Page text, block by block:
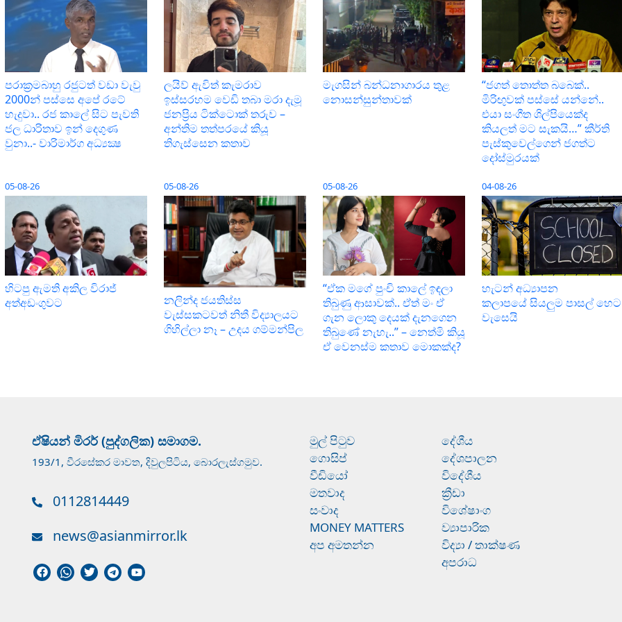
පරාක‍්‍රමබාහු රජුටත් වඩා වැවු
2000න් පස්සෙ අපේ රටේ
හැදුවා.. රජ කාලේ සිට පැවති
ජල ධාරිතාව ඉන් දෙගුණ
වුනා..- වාරිමාර්ග අධ්‍යක්‍ෂ
ලයිව් ඇවිත් කැමරාව
ඉස්සරහම වෙඩි තබා මරා දැමූ
ජනප්‍රිය ටික්ටොක් තරුව –
අන්තිම තත්පරයේ කියූ
තිගැස්සෙන කතාව
මැගසින් බන්ධනාගාරය තුළ
නොසන්සුන්තාවක්
“ජගත් තොත්ත බබෙක්..
මිරිඟුවක් පස්සේ යන්නේ..
එයා සංගීත ශිල්පියෙක්ද
කියලත් මට සැකයි…” කීර්ති
පැස්කුවෙල්ගෙන් ජගත්ට
දෝස්මුරයක්
05-08-26
හිටපු ඇමති අකිල විරාජ්
අත්අඩංගුවට
05-08-26
නලින්ද ජයතිස්ස
වැස්සකටවත් නිතී විද්‍යාලයට
ගිහිල්ලා නෑ – උදය ගම්මන්පිල
05-08-26
“ඒක මගේ පුංචි කාලේ ඉඳලා
තිබුණු ආසාවක්.. ඒත් මං ඒ
ගැන ලොකු දෙයක් දැනගෙන
තිබුණේ නැහැ..” – නෙත්මි කියූ
ඒ වෙනස්ම කතාව මොකක්ද?
04-08-26
හැටන් අධ්‍යාපන
කලාපයේ සියලුම පාසල් හෙට
වැසෙයි
ඒෂියන් මිරර් (පුද්ගලික) සමාගම.
193/1, වීරසේකර මාවත, දිවුලපිටිය, බොරලැස්ගමුව.
0112814449
news@asianmirror.lk
මුල් පිටුව
ගොසිප්
වීඩියෝ
මතවාද
සංවාද
MONEY MATTERS
අප අමතන්න
දේශීය
දේශපාලන
විදේශීය
ක්‍රීඩා
විශේෂාංග
ව්‍යාපාරික
විද්‍යා / තාක්ෂණ
අපරාධ